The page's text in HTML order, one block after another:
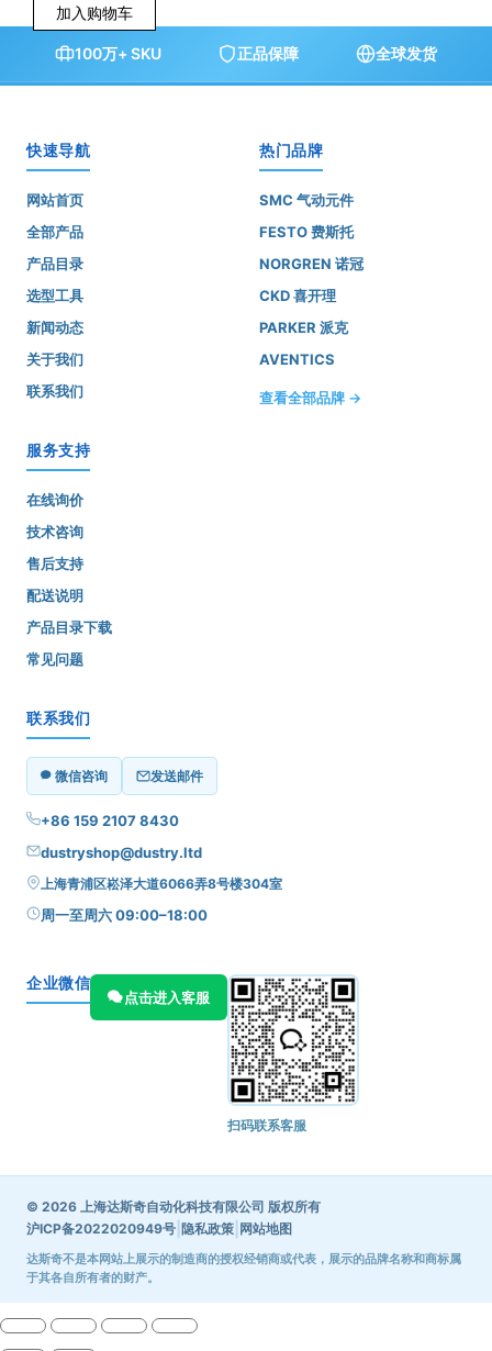
加入购物车
100万+ SKU 正品保障 全球发货
快速导航
网站首页
全部产品
产品目录
选型工具
新闻动态
关于我们
联系我们
热门品牌
SMC 气动元件
FESTO 费斯托
NORGREN 诺冠
CKD 喜开理
PARKER 派克
AVENTICS
查看全部品牌 →
服务支持
在线询价
技术咨询
售后支持
配送说明
产品目录下载
常见问题
联系我们
微信咨询 发送邮件
+86 159 2107 8430
dustryshop@dustry.ltd
上海青浦区崧泽大道6066弄8号楼304室
周一至周六 09:00–18:00
企业微信
点击进入客服
扫码联系客服
© 2026 上海达斯奇自动化科技有限公司 版权所有
沪ICP备2022020949号 隐私政策 网站地图
达斯奇不是本网站上展示的制造商的授权经销商或代表，展示的品牌名称和商标属
于其各自所有者的财产。